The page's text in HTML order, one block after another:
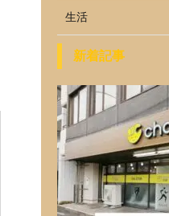
生活
新着記事